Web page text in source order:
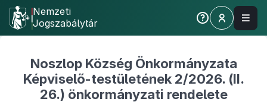
Nemzeti
Jogszabálytár
Noszlop Község Önkormányzata
Képviselő-testületének 2/2026. (II.
26.) önkormányzati rendelete